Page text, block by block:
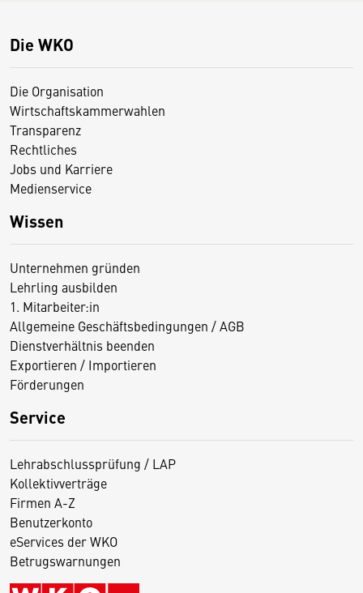
Die WKO
Die Organisation
Wirtschaftskammerwahlen
Transparenz
Rechtliches
Jobs und Karriere
Medienservice
Wissen
Unternehmen gründen
Lehrling ausbilden
1. Mitarbeiter:in
Allgemeine Geschäftsbedingungen / AGB
Dienstverhältnis beenden
Exportieren / Importieren
Förderungen
Service
Lehrabschlussprüfung / LAP
Kollektivverträge
Firmen A-Z
Benutzerkonto
eServices der WKO
Betrugswarnungen